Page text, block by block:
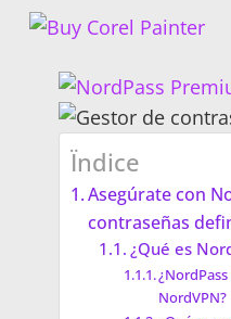
Ïndice
Asegúrate con
contraseñas
¿Qué es
NordVPN?